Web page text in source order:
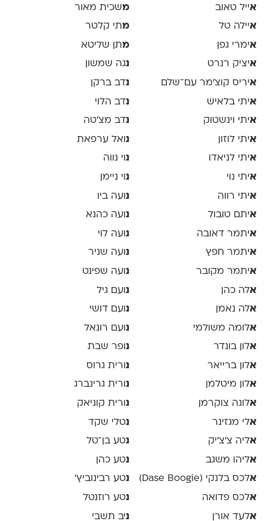
אייל טאוב
איילה טל
אימרי גפן
איציק רנרט
איריס קוצ׳מר עם־שלם
איתי בלאיש
איתי וינשטוק
איתי לוזון
איתי לניאדו
איתי נוי
איתי רווה
איתם טובול
איתמר דאובה
איתמר חפץ
איתמר מקובר
אלה כהן
אלה נאמן
אלומה משולמי
אלון בונדר
אלון ברייאר
אלון מיטלמן
אלונה צוקרמן
אלי מגזינר
אליה צ׳צ׳יק
אליהו משגב
אלכס בלנקי (Dase Boogie)
אלכס פדואה
אלעד אורן
משכית מאור
מתי קלטר
מתן שליטא
נגה שמשון
נדב ברקן
נדב הלוי
נדב מצ׳טה
נ ואל ערפאת
נוי נווה
נ וי ניימן
נועה ביו
נ ועה כהנא
נ ועה לוי
נועה שניר
נ ועה שפינט
נועם גיל
נ ועם דושי
נ ועם רונאל
נופר שבת
נ ורית גרוס
נורית גרינברג
נ ורית קוניאק
נטלי שקד
נטע בן־טל
נטע כהן
נטע רבינוביץ׳
נטע רוזנטל
ניב תשבי